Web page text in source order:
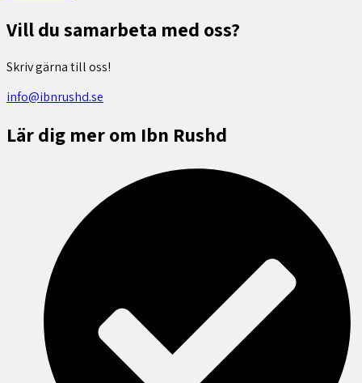
Vill du samarbeta med oss?
Skriv gärna till oss!
info@ibnrushd.se
Lär dig mer om Ibn Rushd